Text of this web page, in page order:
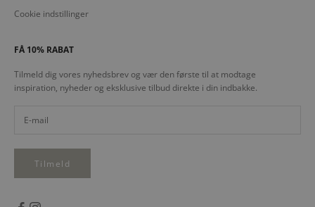
Cookie indstillinger
FÅ 10% RABAT
Tilmeld dig vores nyhedsbrev og vær den første til at modtage
inspiration, nyheder og eksklusive tilbud direkte i din indbakke.
Tilmeld